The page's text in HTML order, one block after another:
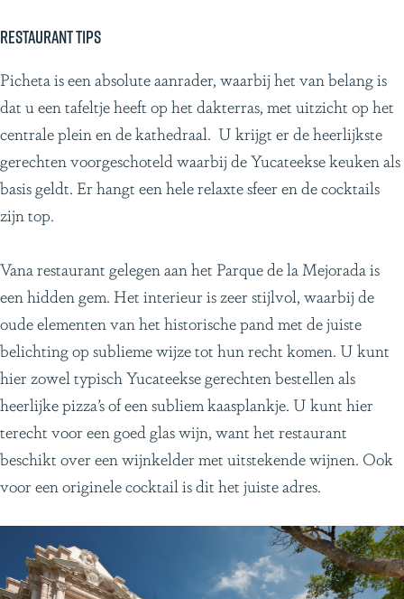
Restaurant tips
Picheta is een absolute aanrader, waarbij het van belang is
dat u een tafeltje heeft op het dakterras, met uitzicht op het
centrale plein en de kathedraal. U krijgt er de heerlijkste
gerechten voorgeschoteld waarbij de Yucateekse keuken als
basis geldt. Er hangt een hele relaxte sfeer en de cocktails
zijn top.
Vana restaurant gelegen aan het Parque de la Mejorada is
een hidden gem. Het interieur is zeer stijlvol, waarbij de
oude elementen van het historische pand met de juiste
belichting op sublieme wijze tot hun recht komen. U kunt
hier zowel typisch Yucateekse gerechten bestellen als
heerlijke pizza’s of een subliem kaasplankje. U kunt hier
terecht voor een goed glas wijn, want het restaurant
beschikt over een wijnkelder met uitstekende wijnen. Ook
voor een originele cocktail is dit het juiste adres.